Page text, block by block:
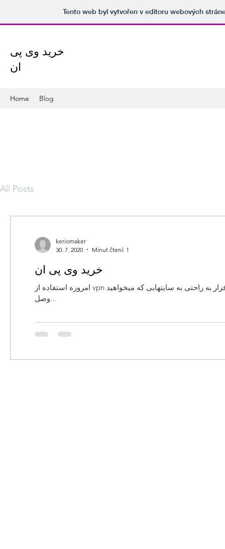
Tento web byl vytvořen v editoru webových
خرید وی پی
ان
Home Blog
All Posts
keriomaker
30. 7. 2020
Minut čtení: 1
خرید وی پی ان
امروزه استفاده از vpn برای اتصال به اینترنت زیاد شده است و شما میتوانید با استفاده از این نرمافزار به راحتی به سایتهایی که میخواهید
وصل...